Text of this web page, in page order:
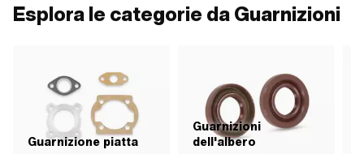
Esplora le categorie da Guarnizioni
Guarnizione piatta
Guarnizioni
dell'albero